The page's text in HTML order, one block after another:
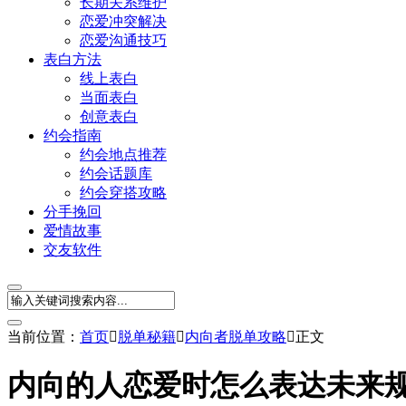
恋爱冲突解决
恋爱沟通技巧
表白方法
线上表白
当面表白
创意表白
约会指南
约会地点推荐
约会话题库
约会穿搭攻略
分手挽回
爱情故事
交友软件
当前位置： 首页脱单秘籍内向者脱单攻略正文
内向的人恋爱时怎么表达未来